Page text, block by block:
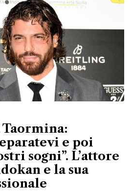
Taormina:
e poi
sogni”. L’attore
e la sua